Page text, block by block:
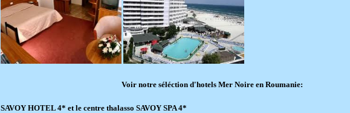
Voir notre séléction d'hotels Mer Noire en Roumanie:
SAVOY HOTEL 4* et le centre thalasso SAVOY SPA 4*